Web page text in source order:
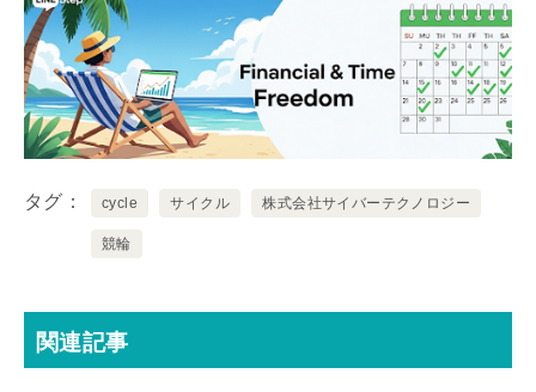
タグ cycle サイクル 株式会社サイバーテクノロジー
競輪
関連記事